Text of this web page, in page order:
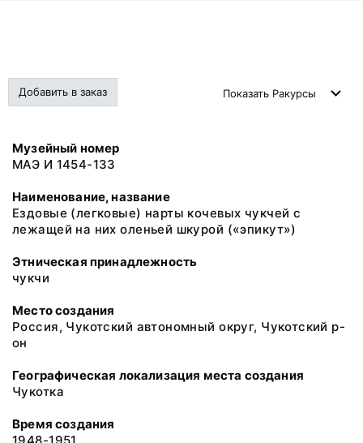
Добавить в заказ Показать Ракурсы
Музейный номер
МАЭ И 1454-133
Наименование, название
Ездовые (легковые) нарты кочевых чукчей с
лежащей на них оленьей шкурой («эпикут»)
Этническая принадлежность
чукчи
Место создания
Россия, Чукотский автономный округ, Чукотский р-
он
Географическая локализация места создания
Чукотка
Время создания